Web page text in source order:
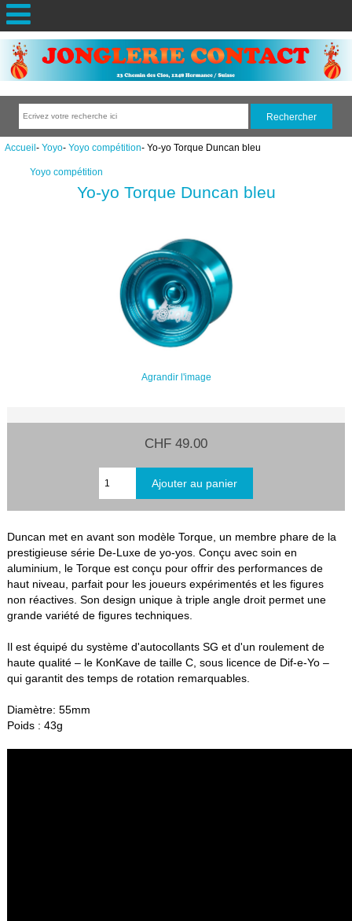
Accueil- Yoyo- Yoyo compétition- Yo-yo Torque Duncan bleu
Yoyo compétition
Yo-yo Torque Duncan bleu
Agrandir l'image
CHF 49.00
Duncan met en avant son modèle Torque, un membre phare de la
prestigieuse série De-Luxe de yo-yos. Conçu avec soin en
aluminium, le Torque est conçu pour offrir des performances de
haut niveau, parfait pour les joueurs expérimentés et les figures
non réactives. Son design unique à triple angle droit permet une
grande variété de figures techniques.
Il est équipé du système d'autocollants SG et d'un roulement de
haute qualité – le KonKave de taille C, sous licence de Dif-e-Yo –
qui garantit des temps de rotation remarquables.
Diamètre: 55mm
Poids : 43g